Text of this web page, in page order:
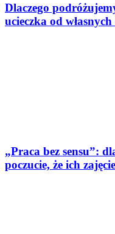
Dlaczego
ucieczka od
„Praca bez sensu”:
poczucie, że ich